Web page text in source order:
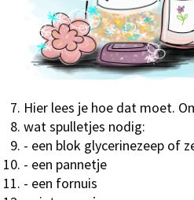
Hier lees je hoe dat moet.
wat spulletjes nodig:
- een blok glycerinezeep of
- een pannetje
- een fornuis